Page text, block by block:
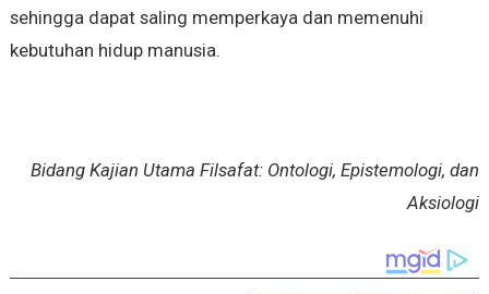
sehingga dapat saling memperkaya dan memenuhi
kebutuhan hidup manusia.
Bidang Kajian Utama Filsafat: Ontologi, Epistemologi, dan
Aksiologi